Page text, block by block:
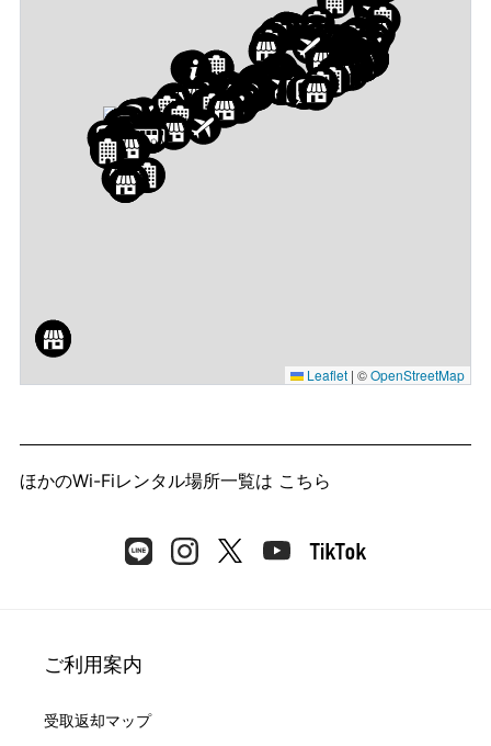
Leaflet | ©OpenStreetMap
ほかのWi-Fiレンタル場所一覧は こちら
ご利用案内
受取返却マップ